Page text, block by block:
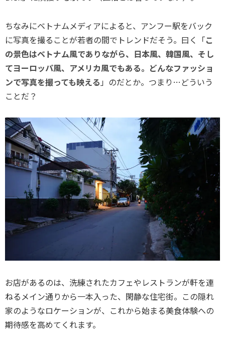
ちなみにベトナムメディアによると、アンフー駅をバック
に写真を撮ることが若者の間でトレンドだそう。曰く「こ
の景色はベトナム風でありながら、日本風、韓国風、そし
てヨーロッパ風、アメリカ風でもある。どんなファッショ
ンで写真を撮っても映える 」のだとか。つまり…どういう
ことだ？
お店があるのは、洗練されたカフェやレストランが軒を連
ねるメイン通りから一本入った、閑静な住宅街。この隠れ
家のようなロケーションが、これから始まる美食体験への
期待感を高めてくれます。